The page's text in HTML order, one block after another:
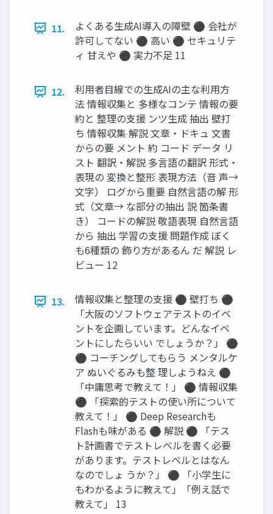
11.
よくある生成AI導入の障壁 ⚫ 会社が
許可してない ⚫ 高い ⚫ セキュリテ
ィ 甘えや ⚫ 実力不足 11
12.
利用者目線での生成AIの主な利用方
法 情報収集と 多様なコンテ 情報の要
約と 整理の支援 ンツ生成 抽出 壁打
ち 情報収集 解説 文章・ドキュ 文書
からの要 メント 約 コード データ リ
スト 翻訳・解説 多言語の翻訳 形式・
表現の 変換と整形 表現方法（音 声→
文字） ログから重要 自然言語の解 形
式（文章→ な部分の抽出 説 箇条書
き） コードの解説 敬語表現 自然言語
から 抽出 学習の支援 問題作成 ぼく
も6種類の 飾り方があるん だ 解説 レ
ビュー 12
13.
情報収集と整理の支援 ⚫ 壁打ち ⚫
「大阪のソフトウェアテストのイベ
ントを企画しています。どんなイベ
ントにしたらいい でしょうか？」 ⚫
⚫ コーチングしてもらう メンタルケ
ア ぬいぐるみも整 理しようねえ ⚫
「中庸思考で教えて！」 ⚫ 情報収集
⚫ 「探索的テストの使い所について
教えて！」 ⚫ Deep Researchも
Flashも味がある ⚫ 解説 ⚫ 「テス
ト計画書でテストレベルを書く必要
があります。テストレベルとはなん
なのでしょ うか？」 ⚫ 「小学生に
もわかるように教えて」「例え話で
教えて」 13